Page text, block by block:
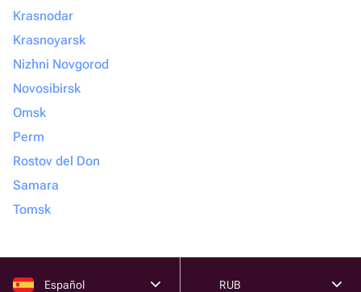
Krasnodar
Krasnoyarsk
Nizhni Novgorod
Novosibirsk
Omsk
Perm
Rostov del Don
Samara
Tomsk
Español RUB